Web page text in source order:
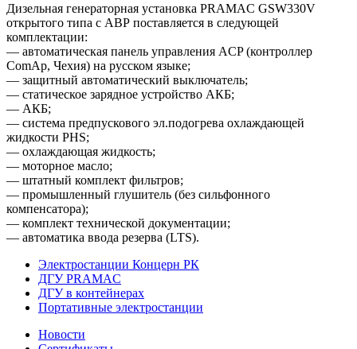
Дизельная генераторная установка PRAMAC GSW330V
открытого типа с АВР поставляется в следующей
комплектации:
— автоматическая панель управления ACP (контроллер
ComAp, Чехия) на русском языке;
— защитный автоматический выключатель;
— статическое зарядное устройство АКБ;
— АКБ;
— система предпускового эл.подогрева охлаждающей
жидкости PHS;
— охлаждающая жидкость;
— моторное масло;
— штатный комплект фильтров;
— промышленный глушитель (без сильфонного
компенсатора);
— комплект технической документации;
— автоматика ввода резерва (LTS).
Электростанции Концерн РК
ДГУ PRAMAC
ДГУ в контейнерах
Портативные электростанции
Новости